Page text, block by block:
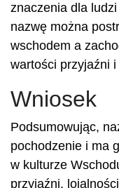
znaczenia dla
nazwę można
wschodem a
wartości przyjaźni
Wniosek
Podsumowując,
pochodzenie i ma
w kulturze
przyjaźni,